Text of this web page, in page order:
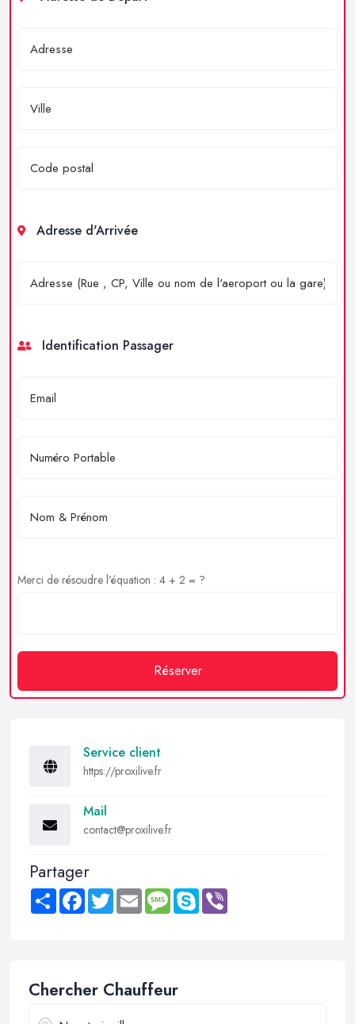
Adresse d'Arrivée
Identification Passager
Merci de résoudre l'équation : 4 + 2 = ?
Réserver
Service client
https://proxilive.fr
Mail
contact@proxilive.fr
Partager
Share FacebookTwitter Email MessageSkype
Chercher Chauffeur